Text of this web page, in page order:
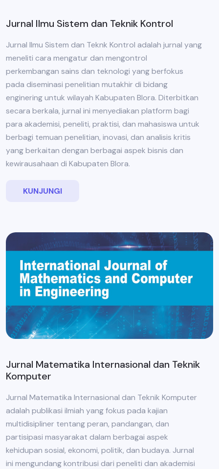
Jurnal Ilmu Sistem dan Teknik Kontrol
Jurnal Ilmu Sistem dan Teknk Kontrol adalah jurnal yang
meneliti cara mengatur dan mengontrol
perkembangan sains dan teknologi yang berfokus
pada diseminasi penelitian mutakhir di bidang
enginering untuk wilayah Kabupaten Blora. Diterbitkan
secara berkala, jurnal ini menyediakan platform bagi
para akademisi, peneliti, praktisi, dan mahasiswa untuk
berbagi temuan penelitian, inovasi, dan analisis kritis
yang berkaitan dengan berbagai aspek bisnis dan
kewirausahaan di Kabupaten Blora.
KUNJUNGI
Jurnal Matematika Internasional dan Teknik
Komputer
Jurnal Matematika Internasional dan Teknik Komputer
adalah publikasi ilmiah yang fokus pada kajian
multidisipliner tentang peran, pandangan, dan
partisipasi masyarakat dalam berbagai aspek
kehidupan sosial, ekonomi, politik, dan budaya. Jurnal
ini mengundang kontribusi dari peneliti dan akademisi